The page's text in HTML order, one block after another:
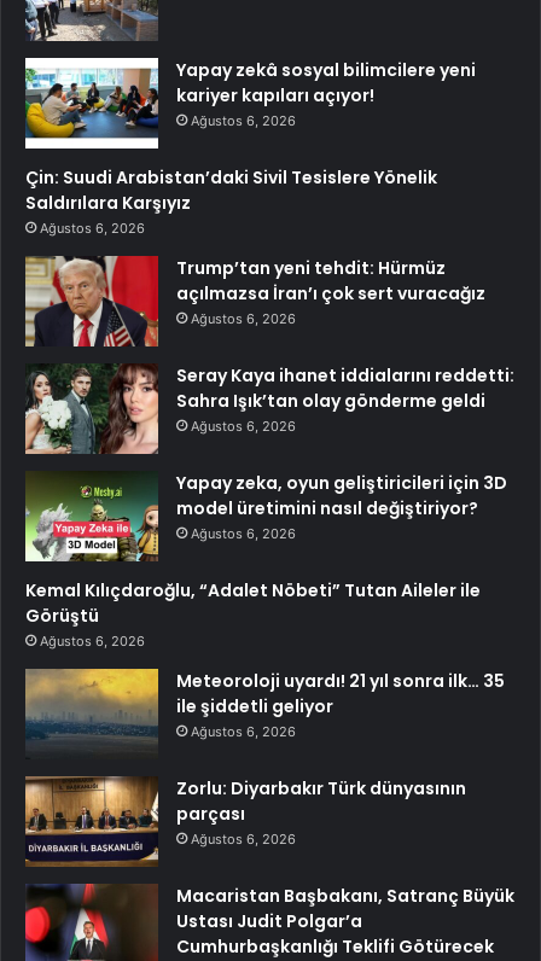
Yapay zekâ sosyal bilimcilere yeni
kariyer kapıları açıyor!
Ağustos 6, 2026
Çin: Suudi Arabistan’daki Sivil Tesislere Yönelik
Saldırılara Karşıyız
Ağustos 6, 2026
Trump’tan yeni tehdit: Hürmüz
açılmazsa İran’ı çok sert vuracağız
Ağustos 6, 2026
Seray Kaya ihanet iddialarını reddetti:
Sahra Işık’tan olay gönderme geldi
Ağustos 6, 2026
Yapay zeka, oyun geliştiricileri için 3D
model üretimini nasıl değiştiriyor?
Ağustos 6, 2026
Kemal Kılıçdaroğlu, “Adalet Nöbeti” Tutan Aileler ile
Görüştü
Ağustos 6, 2026
Meteoroloji uyardı! 21 yıl sonra ilk… 35
ile şiddetli geliyor
Ağustos 6, 2026
Zorlu: Diyarbakır Türk dünyasının
parçası
Ağustos 6, 2026
Macaristan Başbakanı, Satranç Büyük
Ustası Judit Polgar’a
Cumhurbaşkanlığı Teklifi Götürecek